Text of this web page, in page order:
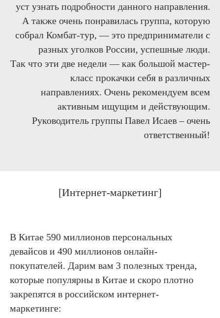
уст узнать подробности данного направления.
А также очень понравилась группа, которую
собрал Комбат-тур, — это предприниматели с
разных уголков России, успешные люди.
Так что эти две недели — как большой мастер-
класс прокачки себя в различных
направлениях. Очень рекомендуем всем
активным ищущим и действующим.
Руководитель группы Павел Исаев – очень
ответственный!
[Интернет-маркетинг]
В Китае 590 миллионов персональных
девайсов и 490 миллионов онлайн-
покупателей. Дарим вам 3 полезных тренда,
которые популярны в Китае и скоро плотно
закрепятся в российском интернет-
маркетинге: